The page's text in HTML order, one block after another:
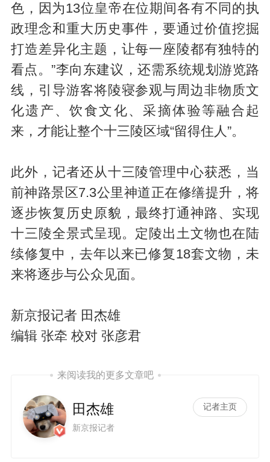
色，因为13位皇帝在位期间各有不同的执
政理念和重大历史事件，要通过价值挖掘
打造差异化主题，让每一座陵都有独特的
看点。”李向东建议，还需系统规划游览路
线，引导游客将陵寝参观与周边非物质文
化遗产、饮食文化、采摘体验等融合起
来，才能让整个十三陵区域“留得住人”。
此外，记者还从十三陵管理中心获悉，当
前神路景区7.3公里神道正在修缮提升，将
逐步恢复历史原貌，最终打通神路、实现
十三陵全景式呈现。定陵出土文物也在陆
续修复中，去年以来已修复18套文物，未
来将逐步与公众见面。
新京报记者 田杰雄
编辑 张牵 校对 张彦君
来阅读我的更多文章吧
田杰雄
新京报记者
记者主页